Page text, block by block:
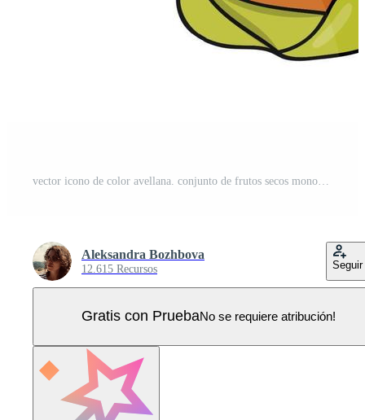
Aleksandra Bozhbova
12.615 Recursos Seguir
Gratis con PruebaNo se requiere atribución!